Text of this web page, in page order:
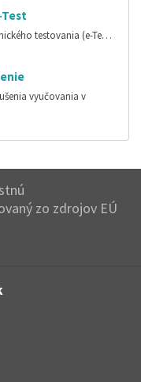
testovania (e-Te…
vyučovania v
zo zdrojov EÚ